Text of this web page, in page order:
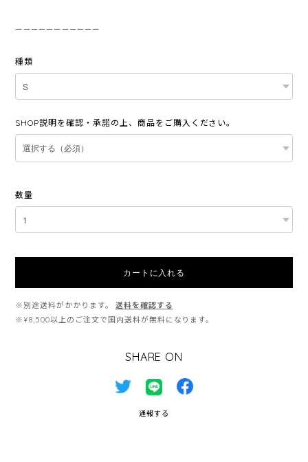
———————————
種類
SHOP説明を確認・承諾の上、商品をご購入ください。
数量
カートに入れる
※別途送料がかかります。
送料を確認する
※¥8,500以上のご注文で国内送料が無料になります。
SHARE ON
通報する